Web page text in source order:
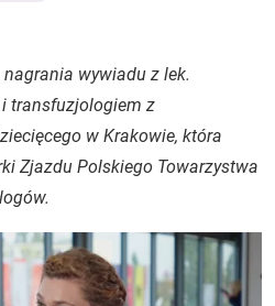
wywiadu z lek.
transfuzjologiem z
w Krakowie, która
Zjazdu Polskiego Towarzystwa